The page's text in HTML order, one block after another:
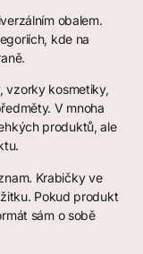
obalem.
kde na
vzorky kosmetiky,
V mnoha
produktů, ale
Krabičky ve
Pokud produkt
sám o sobě